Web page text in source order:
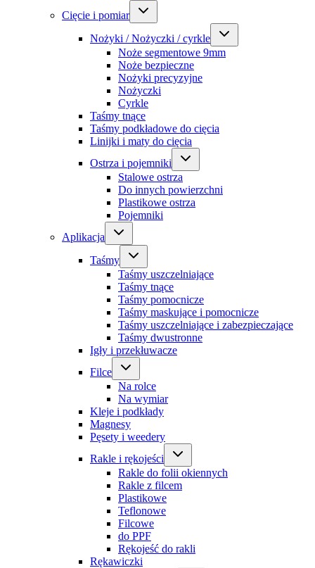
Cięcie i pomiar
Nożyki / Nożyczki / cyrkle
Noże segmentowe 9mm
Noże bezpieczne
Nożyki precyzyjne
Nożyczki
Cyrkle
Taśmy tnące
Taśmy podkładowe do cięcia
Linijki i maty do cięcia
Ostrza i pojemniki
Stalowe ostrza
Do innych powierzchni
Plastikowe ostrza
Pojemniki
Aplikacja
Taśmy
Taśmy uszczelniające
Taśmy tnące
Taśmy pomocnicze
Taśmy maskujące i pomocnicze
Taśmy uszczelniające i zabezpieczające
Taśmy dwustronne
Igły i przekłuwacze
Filce
Na rolce
Na wymiar
Kleje i podkłady
Magnesy
Pęsety i weedery
Rakle i rękojeści
Rakle do folii okiennych
Rakle z filcem
Plastikowe
Teflonowe
Filcowe
do PPF
Rękojeść do rakli
Rękawiczki